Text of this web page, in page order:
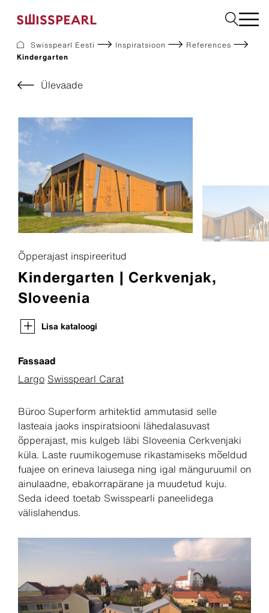
Ettevõte
Teenused
Inspiratsioon
Jätkusuutlikkus
Fassaadikatted
Katusekatted
Ehitusplaadid
Allalaadimine
Swisspearl Eesti Inspiratsioon
References
Kindergarten
Ülevaade
Õpperajast inspireeritud
Kindergarten | Cerkvenjak,
Sloveenia
Lisa kataloogi
Fassaad
Largo Swisspearl Carat
Büroo Superform arhitektid ammutasid selle
lasteaia jaoks inspiratsiooni lähedalasuvast
õpperajast, mis kulgeb läbi Sloveenia Cerkvenjaki
küla. Laste ruumikogemuse rikastamiseks mõeldud
fuajee on erineva laiusega ning igal mänguruumil on
ainulaadne, ebakorrapärane ja muudetud kuju.
Seda ideed toetab Swisspearli paneelidega
välislahendus.